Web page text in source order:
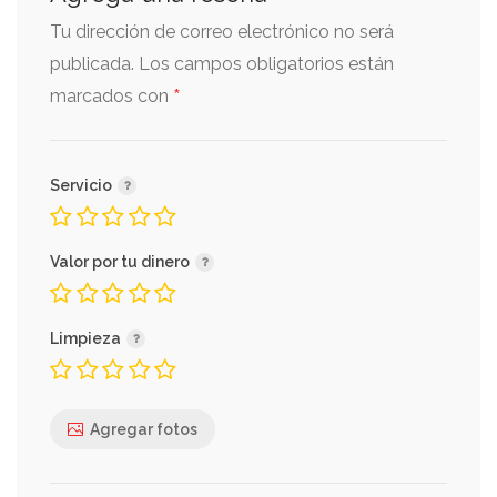
Tu dirección de correo electrónico no será
publicada. Los campos obligatorios están
marcados con *
Servicio
Valor por tu dinero
Limpieza
Agregar fotos